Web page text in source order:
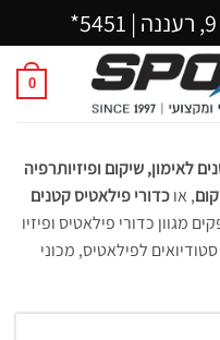
5451*
0
לאימון, שיקום ופיזיותרפיה
, אוכדורי פילאטיס קטנים
מגוון כדורי פילאטיס ופיזיו
לפילאטיס, מכוני